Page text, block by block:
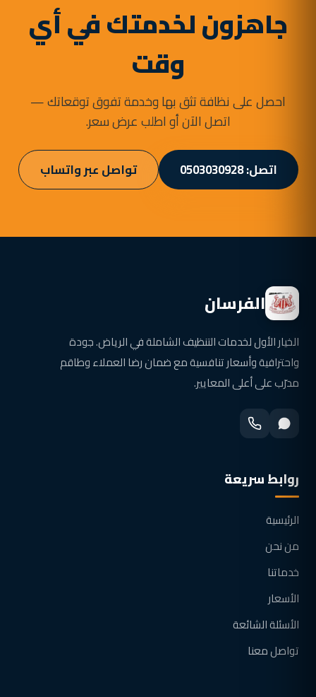
جاهزون لخدمتك في أي
وقت
احصل على نظافة تثق بها وخدمة تفوق توقعاتك —
اتصل الآن أو اطلب عرض سعر.
اتصل: 0503030928 تواصل عبر واتساب
الفرسان
الخيار الأول لخدمات التنظيف الشاملة في الرياض. جودة
واحترافية وأسعار تنافسية مع ضمان رضا العملاء وطاقم
مدرّب على أعلى المعايير.
روابط سريعة
الرئيسية
من نحن
خدماتنا
الأسعار
الأسئلة الشائعة
تواصل معنا